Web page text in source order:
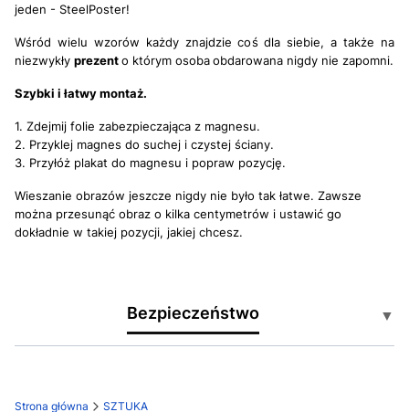
jeden - SteelPoster!
Wśród wielu wzorów każdy znajdzie coś dla siebie, a także na
niezwykły prezento którym osobaobdarowana nigdy nie zapomni.
Szybki i łatwy montaż.
1. Zdejmij folie zabezpieczająca z magnesu.
2. Przyklej magnes do suchej i czystej ściany.
3. Przyłóż plakat do magnesu i popraw pozycję.
Wieszanie obrazów jeszcze nigdy nie było tak łatwe. Zawsze
można przesunąć obraz o kilka centymetrów i ustawić go
dokładnie w takiej pozycji, jakiej chcesz.
Bezpieczeństwo ▼
Strona główna SZTUKA